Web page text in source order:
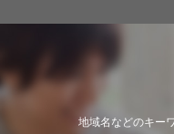
地域名などのキー